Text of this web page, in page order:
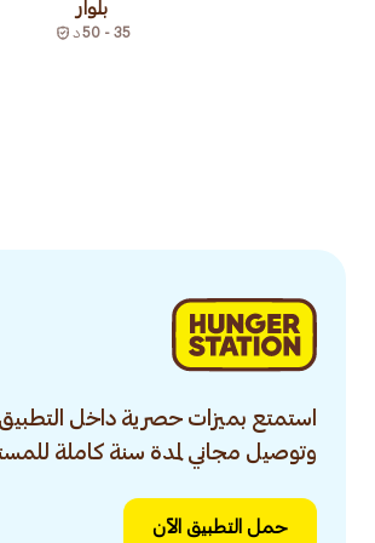
بلوار
35 - 50 د
استمتع بميزات حصرية داخل
وتوصيل مجاني لمدة سنة كاملة
حمل التطبيق الآن